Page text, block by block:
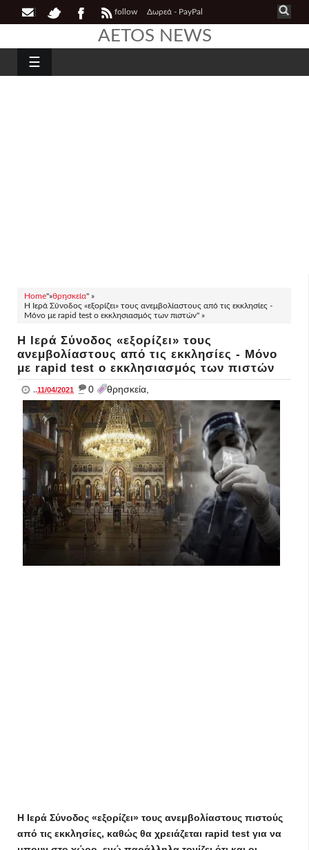
follow Δωρεά - PayPal
AETOS NEWS
☰
Home"»θρησκεία" »
Η Ιερά Σύνοδος «εξορίζει» τους ανεμβολίαστους από τις εκκλησίες -
Μόνο με rapid test o εκκλησιασμός των πιστών" »
Η Ιερά Σύνοδος «εξορίζει» τους
ανεμβολίαστους από τις εκκλησίες - Μόνο
με rapid test o εκκλησιασμός των πιστών
..11/04/2021 _ 0 θρησκεία,
Η Ιερά Σύνοδος «εξορίζει» τους ανεμβολίαστους πιστούς
από τις εκκλησίες, καθώς θα χρειάζεται rapid test για να